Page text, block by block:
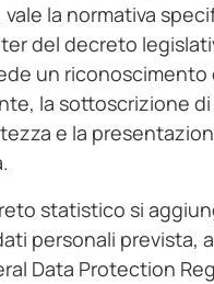
la normativa
del decreto
un riconoscimento
la sottoscrizione di
e la
statistico si
personali prevista,
Data Protection